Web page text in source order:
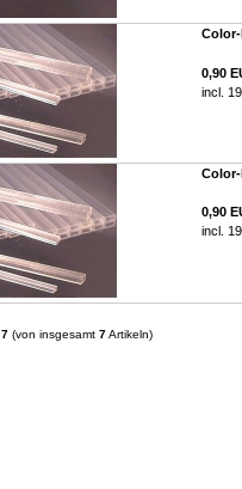
0,90
incl.
0,90
incl.
7 (von insgesamt 7Artikeln)